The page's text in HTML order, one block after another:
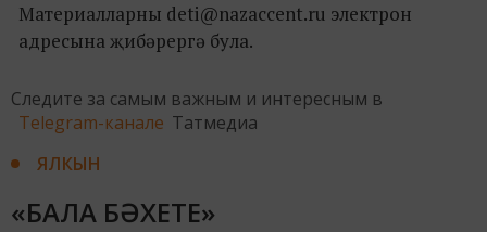
Материалларны deti@nazaccent.ru электрон
адресына җибәрергә була.
Следите за самым важным и интересным в
Telegram-канале Татмедиа
ЯЛКЫН
«БАЛА БӘХЕТЕ»